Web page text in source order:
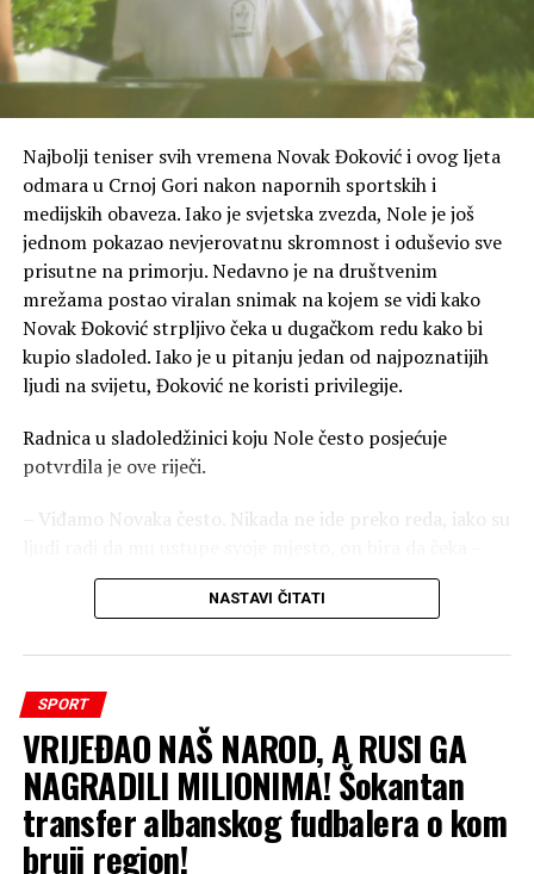
Najbolji teniser svih vremena Novak Đoković i ovog ljeta
odmara u Crnoj Gori nakon napornih sportskih i
medijskih obaveza. Iako je svjetska zvezda, Nole je još
jednom pokazao nevjerovatnu skromnost i oduševio sve
prisutne na primorju. Nedavno je na društvenim
mrežama postao viralan snimak na kojem se vidi kako
Novak Đoković strpljivo čeka u dugačkom redu kako bi
kupio sladoled. Iako je u pitanju jedan od najpoznatijih
ljudi na svijetu, Đoković ne koristi privilegije.
Radnica u sladoledžinici koju Nole često posjećuje
potvrdila je ove riječi.
– Viđamo Novaka često. Nikada ne ide preko reda, iako su
rekla je ona.
javnosti i još jednom dokazao zbog čega ga ljudi širom
svijeta vole i cijene. Koji je Noletov omiljeni sladoled?
Poznato je da se Novak Đoković godinama pridržava
strogog režima ishrane, ali tokom toplih ljetnih dana
voli sebi da pruži malo oduška. Ipak, čak i tada pažljivo
bira šta unosi u svoj organizam.
– On uvijek bira neki veganski sladoled. Uglavnom je to
NASTAVI ČITATI
SPORT
VRIJEĐAO NAŠ NAROD, A RUSI GA
NAGRADILI MILIONIMA! Šokantan
transfer albanskog fudbalera o kom
bruji region!